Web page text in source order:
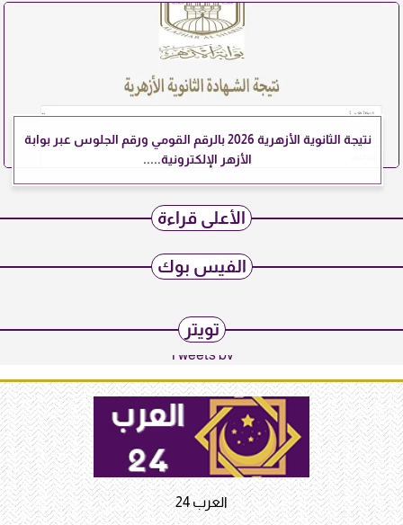
نتيجة الثانوية الأزهرية 2026 بالرقم القومي ورقم الجلوس عبر بوابة
الأزهر الإلكترونية.....
الأعلى قراءة
الفيس بوك
تويتر
Tweets by
العرب 24